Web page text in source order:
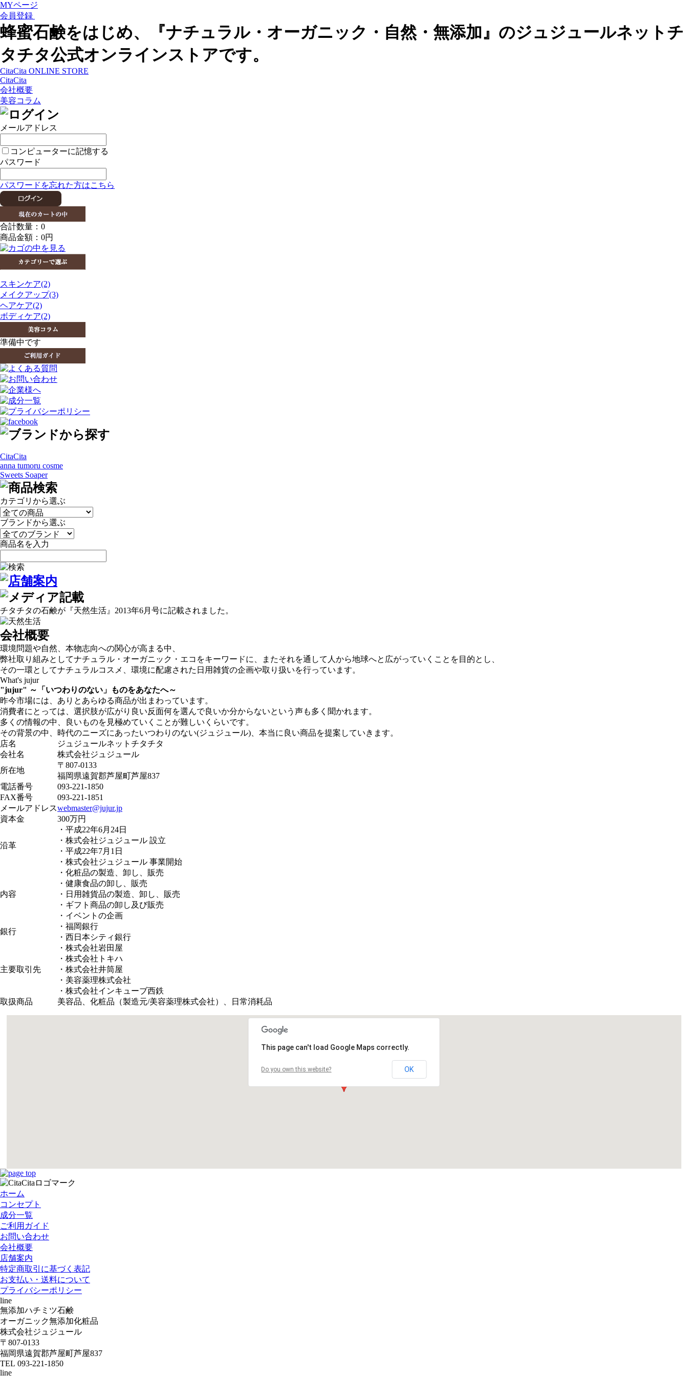
MYページ
会員登録
蜂蜜石鹸をはじめ、『ナチュラル・オーガニック・自然・無添加』のジュジュールネットチ
タチタ公式オンラインストアです。
CitaCita ONLINE STORE
CitaCita
会社概要
美容コラム
メールアドレス
コンピューターに記憶する
パスワード
パスワードを忘れた方はこちら
合計数量： 0
商品金額： 0円
スキンケア(2)
メイクアップ(3)
ヘアケア(2)
ボディケア(2)
準備中です
CitaCita
anna tumoru cosme
Sweets Soaper
カテゴリから選ぶ
ブランドから選ぶ
商品名を入力
チタチタの石鹸が『天然生活』2013年6月号に記載されました。
会社概要
環境問題や自然、本物志向への関心が高まる中、
弊社取り組みとしてナチュラル・オーガニック・エコをキーワードに、またそれを通して人から地球へと広がっていくことを目的とし、
その一環としてナチュラルコスメ、環境に配慮された日用雑貨の企画や取り扱いを行っています。
What's jujur
"jujur" ～「いつわりのない」ものをあなたへ～
昨今市場には、ありとあらゆる商品が出まわっています。
消費者にとっては、選択肢が広がり良い反面何を選んで良いか分からないという声も多く聞かれます。
多くの情報の中、良いものを見極めていくことが難しいくらいです。
その背景の中、時代のニーズにあったいつわりのない(ジュジュール)、本当に良い商品を提案していきます。
店名
ジュジュールネットチタチタ
会社名
株式会社ジュジュール
所在地
〒807-0133
福岡県遠賀郡芦屋町芦屋837
電話番号
093-221-1850
FAX番号
093-221-1851
メールアドレスwebmaster@jujur.jp
資本金
300万円
沿革
・平成22年6月24日
・株式会社ジュジュール 設立
・平成22年7月1日
・株式会社ジュジュール 事業開始
内容
・化粧品の製造、卸し、販売
・健康食品の卸し、販売
・日用雑貨品の製造、卸し、販売
・ギフト商品の卸し及び販売
・イベントの企画
銀行
・福岡銀行
・西日本シティ銀行
主要取引先
・株式会社岩田屋
・株式会社トキハ
・株式会社井筒屋
・美容薬理株式会社
・株式会社インキューブ西鉄
取扱商品
美容品、化粧品（製造元/美容薬理株式会社）、日常消耗品
This page can't load Google Maps correctly.
Do you own this website? OK
ホーム
コンセプト
成分一覧
ご利用ガイド
お問い合わせ
会社概要
店舗案内
特定商取引に基づく表記
お支払い・送料について
プライバシーポリシー
line
無添加ハチミツ石鹸
オーガニック無添加化粧品
株式会社ジュジュール
〒807-0133
福岡県遠賀郡芦屋町芦屋837
TEL 093-221-1850
line